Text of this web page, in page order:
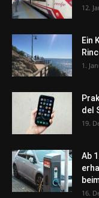
12.
Ein
1.
del
19.
Ab
16.